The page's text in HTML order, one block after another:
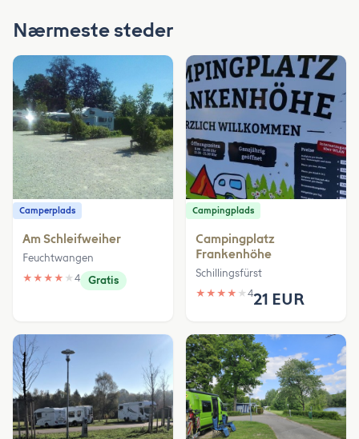
Nærmeste steder
Camperplads
Am Schleifweiher
Feuchtwangen
★ ★ ★ ★ ★ 4 Gratis
Campingplads
Campingplatz
Frankenhöhe
Schillingsfürst
★ ★ ★ ★ ★ 421 EUR